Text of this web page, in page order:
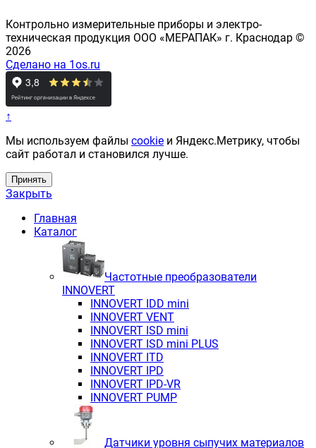
Контрольно измерительные приборы и электро-
техническая продукция ООО «МЕРАПАК» г. Краснодар ©
2026
Сделано на 1os.ru
↑
Мы используем файлы cookie и Яндекс.Метрику, чтобы
сайт работал и становился лучше.
Принять
Закрыть
Главная
Каталог
Частотные преобразователи
INNOVERT
INNOVERT IDD mini
INNOVERT VENT
INNOVERT ISD mini
INNOVERT ISD mini PLUS
INNOVERT ITD
INNOVERT IРD
INNOVERT IРD-VR
INNOVERT PUMP
Датчики уровня сыпучих материалов